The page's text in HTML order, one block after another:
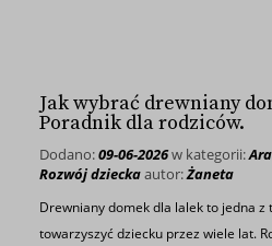
Jak wybrać drewniany
Poradnik dla rodziców.
Dodano:09-06-2026w kategorii:
Rozwój dzieckaautor:Żaneta
Drewniany domek dla lalek to jedna
towarzyszyć dziecku przez wiele lat.